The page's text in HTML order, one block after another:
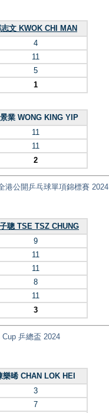
文 KWOK CHI MAN
4
11
5
1
業 WONG KING YIP
11
11
2
港公開乒乓球單項錦標賽 2024
聰 TSE TSZ CHUNG
9
11
11
8
11
3
乒總盃 2024
樂晞 CHAN LOK HEI
3
7